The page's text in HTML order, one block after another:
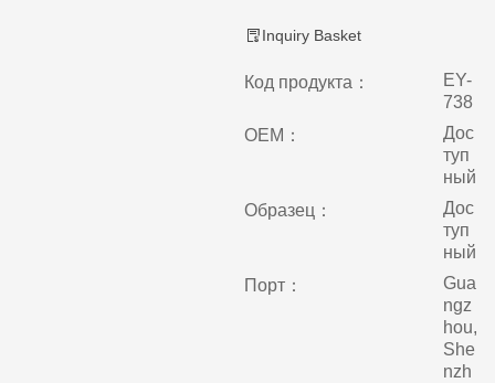
Inquiry Basket
Код продукта：
EY-
738
ОЕМ：
Дос
туп
ный
Образец：
Дос
туп
ный
Порт：
Gua
ngz
hou,
She
nzh